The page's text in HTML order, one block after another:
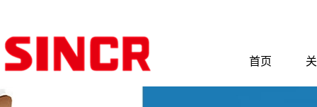
首页